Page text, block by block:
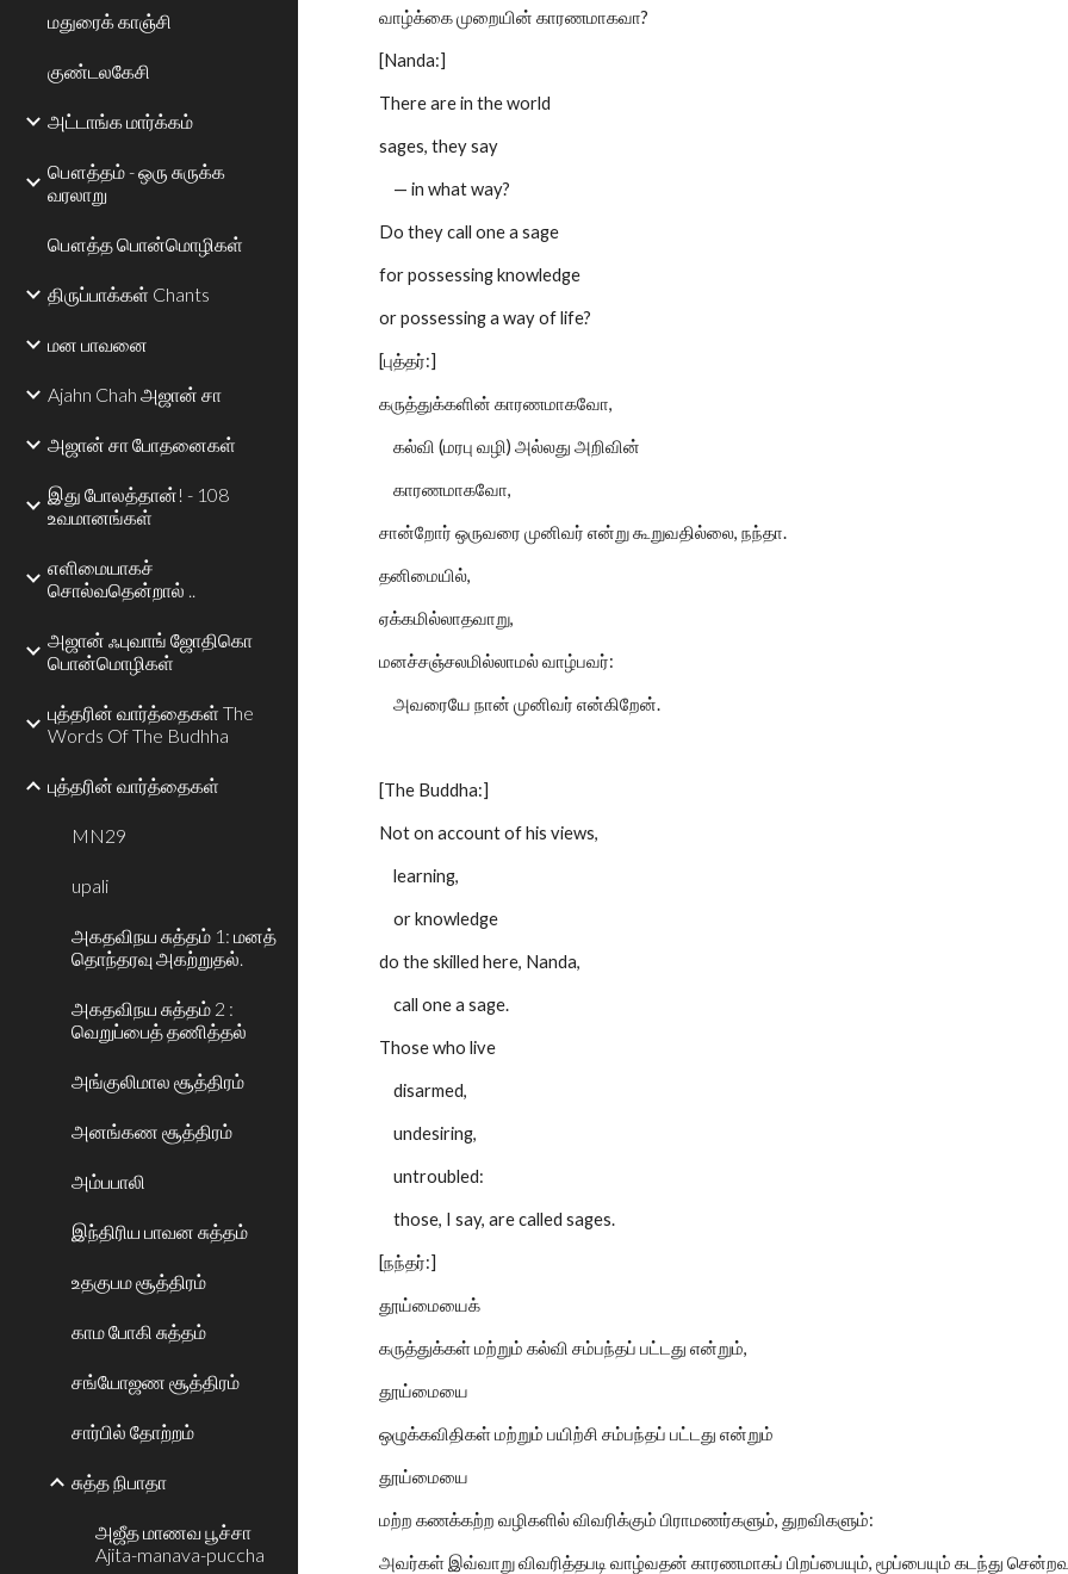
மதுரைக் காஞ்சி
குண்டலகேசி
அட்டாங்க மார்க்கம்
பௌத்தம் - ஒரு சுருக்க
வரலாறு
பௌத்த பொன்மொழிகள்
திருப்பாக்கள் Chants
மன பாவனை
Ajahn Chah அஜான் சா
அஜான் சா போதனைகள்
இது போலத்தான்! - 108
உவமானங்கள்
எளிமையாகச்
சொல்வதென்றால் ..
அஜான் ஃபுவாங் ஜோதிகொ
பொன்மொழிகள்
புத்தரின் வார்த்தைகள் The
Words Of The Budhha
புத்தரின் வார்த்தைகள்
MN29
upali
அகதவிநய சுத்தம் 1: மனத்
தொந்தரவு அகற்றுதல்.
அகதவிநய சுத்தம் 2 :
வெறுப்பைத் தணித்தல்
அங்குலிமால சூத்திரம்
அனங்கண சூத்திரம்
அம்பபாலி
இந்திரிய பாவன சுத்தம்
உதகுபம சூத்திரம்
காம போகி சுத்தம்
சங்யோஜண சூத்திரம்
சார்பில் தோற்றம்
சுத்த நிபாதா
அஜீத மாணவ பூச்சா
Ajita-manava-puccha
வாழ்க்கை முறையின் காரணமாகவா?
[Nanda:]
There are in the world
sages, they say
— in what way?
Do they call one a sage
for possessing knowledge
or possessing a way of life?
[புத்தர்:]
கருத்துக்களின் காரணமாகவோ,
கல்வி (மரபு வழி) அல்லது அறிவின்
காரணமாகவோ,
சான்றோர் ஒருவரை முனிவர் என்று கூறுவதில்லை, நந்தா.
தனிமையில்,
ஏக்கமில்லாதவாறு,
மனச்சஞ்சலமில்லாமல் வாழ்பவர்:
அவரையே நான் முனிவர் என்கிறேன்.
[The Buddha:]
Not on account of his views,
learning,
or knowledge
do the skilled here, Nanda,
call one a sage.
Those who live
disarmed,
undesiring,
untroubled:
those, I say, are called sages.
[நந்தர்:]
தூய்மையைக்
கருத்துக்கள் மற்றும் கல்வி சம்பந்தப் பட்டது என்றும்,
தூய்மையை
ஒழுக்கவிதிகள் மற்றும் பயிற்சி சம்பந்தப் பட்டது என்றும்
தூய்மையை
மற்ற கணக்கற்ற வழிகளில் விவரிக்கும் பிராமணர்களும், துறவிகளும்:
அவர்கள் இவ்வாறு விவரித்தபடி வாழ்வதன் காரணமாகப் பிறப்பையும், மூப்பையும் கடந்து